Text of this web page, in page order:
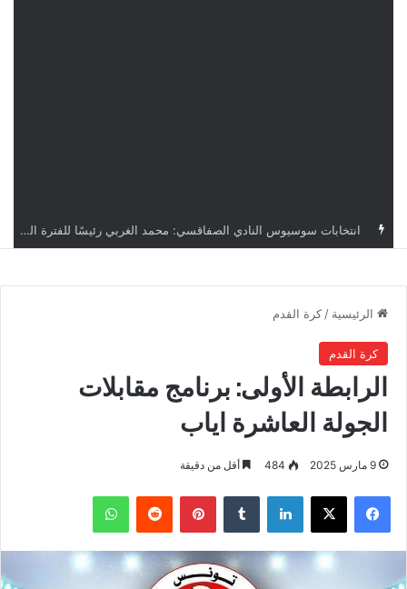
قرعة دوري أبطال إفريقيا: النادي الإفريقي في حال التأهل يواجه مازمبي أو ميدياما
الرئيسية / كرة القدم
كرة القدم
الرابطة الأولى: برنامج مقابلات
الجولة العاشرة اياب
9 مارس 2025 484 أقل من دقيقة
فيسبوك ‫X لينكدإن بينتيريست واتساب